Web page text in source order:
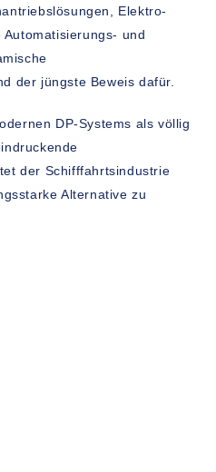
Elektro-
und
der jüngste Beweis dafür.
DP-Systems als völlig
der Schifffahrtsindustrie
Alternative zu